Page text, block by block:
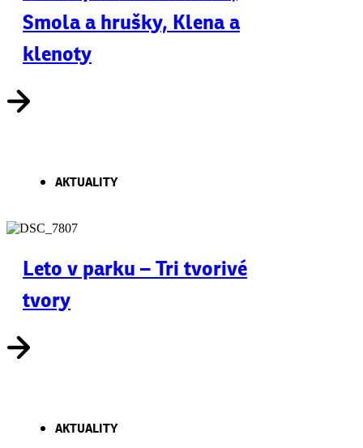
Smola a hrušky, Klena a
klenoty
AKTUALITY
Leto v parku – Tri tvorivé
tvory
AKTUALITY